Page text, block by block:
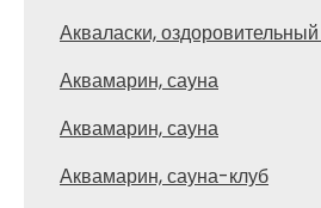
Акваласки,
Аквамарин, сауна
Аквамарин, сауна
Аквамарин, сауна-клуб